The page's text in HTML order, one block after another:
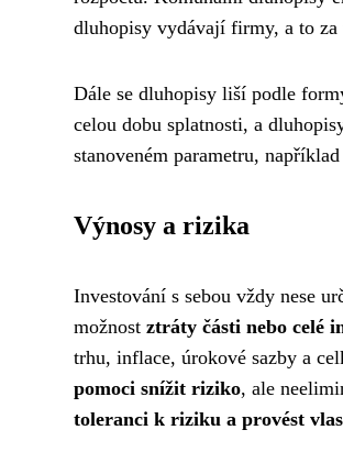
dluhopisy vydávají firmy, a to
Dále se dluhopisy liší podle
celou dobu splatnosti, a
stanoveném parametru,
Výnosy a rizika
Investování s sebou vždy nese
možnost ztráty části nebo celé
trhu, inflace, úrokové sazby a
pomoci snížit riziko, ale
toleranci k riziku a provést